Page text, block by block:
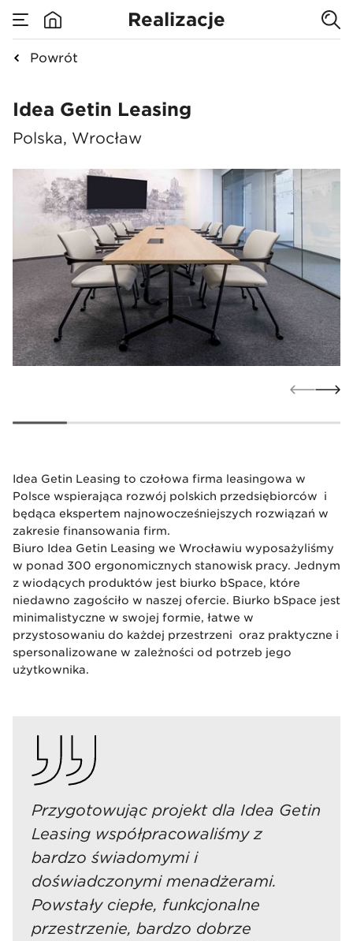
Realizacje
Powrót
Idea Getin Leasing
Idea Getin Leasing
Polska, Wrocław
Idea Getin Leasing to czołowa firma leasingowa w
Polsce wspierająca rozwój polskich przedsiębiorców i
będąca ekspertem najnowocześniejszych rozwiązań w
zakresie finansowania firm.
Biuro Idea Getin Leasing we Wrocławiu wyposażyliśmy
w ponad 300 ergonomicznych stanowisk pracy. Jednym
z wiodących produktów jest biurko bSpace, które
niedawno zagościło w naszej ofercie. Biurko bSpace jest
minimalistyczne w swojej formie, łatwe w
przystosowaniu do każdej przestrzeni oraz praktyczne i
spersonalizowane w zależności od potrzeb jego
użytkownika.
Przygotowując projekt dla Idea Getin
Leasing współpracowaliśmy z
bardzo świadomymi i
doświadczonymi menadżerami.
Powstały ciepłe, funkcjonalne
przestrzenie, bardzo dobrze